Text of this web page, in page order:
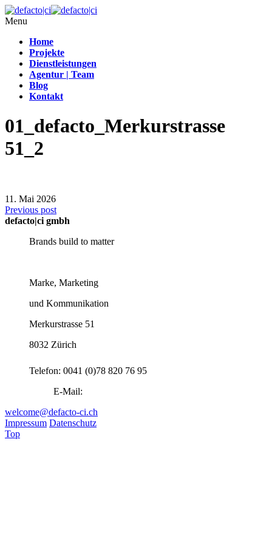
Menu
Home
Projekte
Dienstleistungen
Agentur | Team
Blog
Kontakt
01_defacto_Merkurstrasse
51_2
11. Mai 2026
Previous post
defacto|ci gmbh
Brands build to matter
Marke, Marketing
und Kommunikation
Merkurstrasse 51
8032 Zürich
Telefon: 0041 (0)78 820 76 95
E-Mail:
welcome@defacto-ci.ch
Impressum Datenschutz
Top